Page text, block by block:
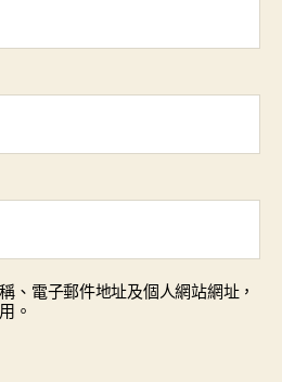
、電子郵件地址及個人網站網址，
。